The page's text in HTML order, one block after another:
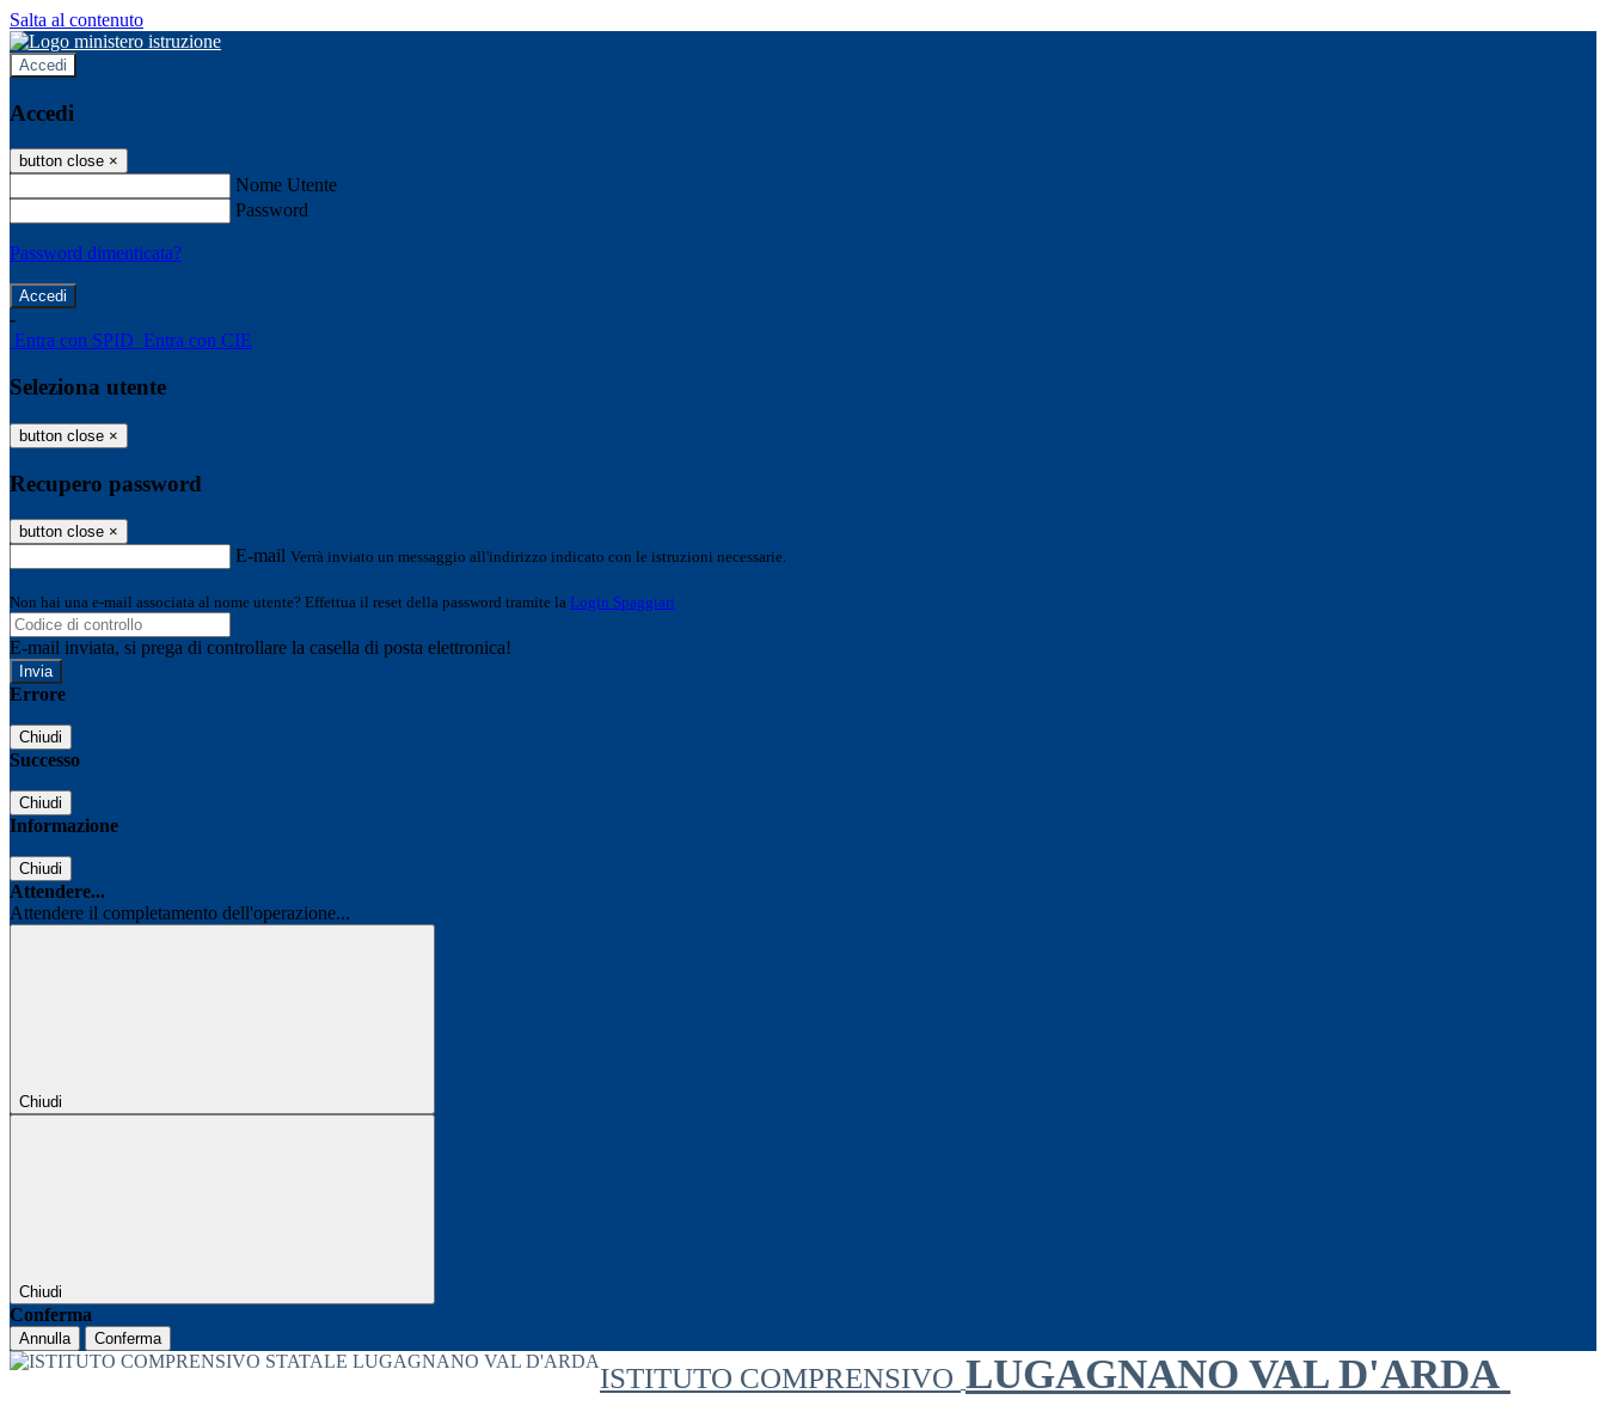
Salta al contenuto
Accedi
Accedi
button close ×
Nome Utente
Password
Password dimenticata?
-
Entra con SPID Entra con CIE
Seleziona utente
button close ×
Recupero password
button close ×
E-mail Verrà inviato un messaggio all'indirizzo indicato con le istruzioni necessarie.
Non hai una e-mail associata al nome utente? Effettua il reset della password tramite la Login Spaggiari
E-mail inviata, si prega di controllare la casella di posta elettronica!
Errore
Chiudi
Successo
Chiudi
Informazione
Chiudi
Attendere...
Attendere il completamento dell'operazione...
Chiudi
Chiudi
Conferma
Annulla Conferma
ISTITUTO COMPRENSIVO LUGAGNANO VAL D'ARDA